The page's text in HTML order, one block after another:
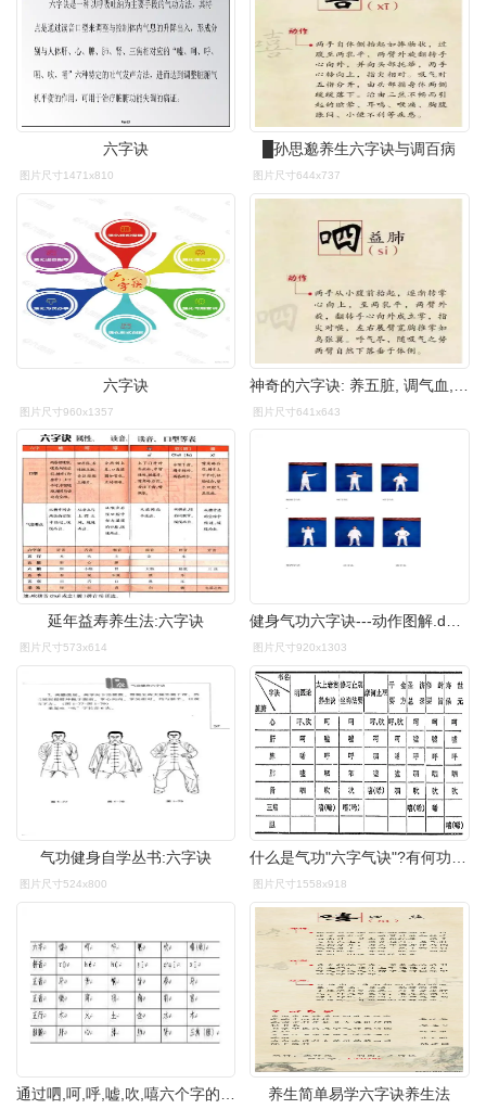
六字诀
图片尺寸1471x810
█孙思邈养生六字诀与调百病
图片尺寸644x737
六字诀
图片尺寸960x1357 图片尺寸641x643
延年益寿养生法:六字诀
图片尺寸573x614
健身气功六字诀---动作图解.docx_第1页
图片尺寸920x1303
气功健身自学丛书:六字诀
图片尺寸524x800 图片尺寸1558x918
养生简单易学六字诀养生法